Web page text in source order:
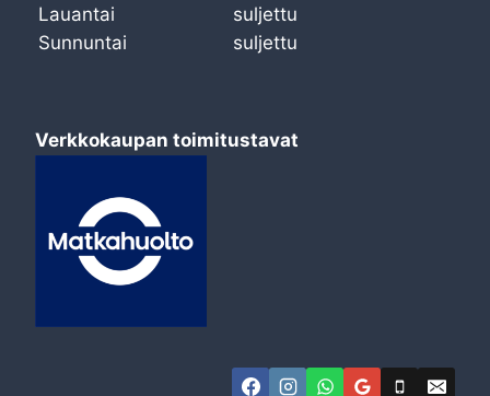
Lauantai
suljettu
Sunnuntai
suljettu
Verkkokaupan toimitustavat